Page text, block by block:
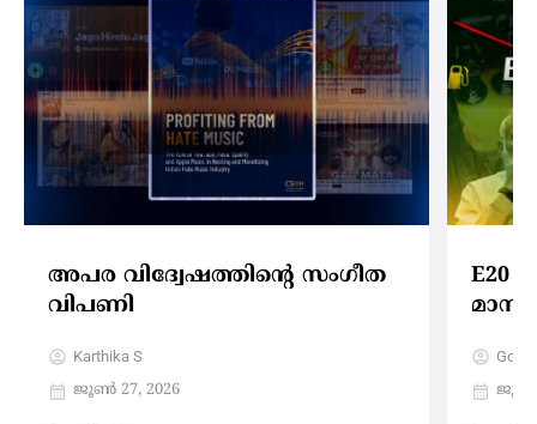
അപര വിദ്വേഷത്തിന്റെ സംഗീത
വിപണി
Karthika S
ജൂൺ 27, 2026
E20
ജൂലൈ